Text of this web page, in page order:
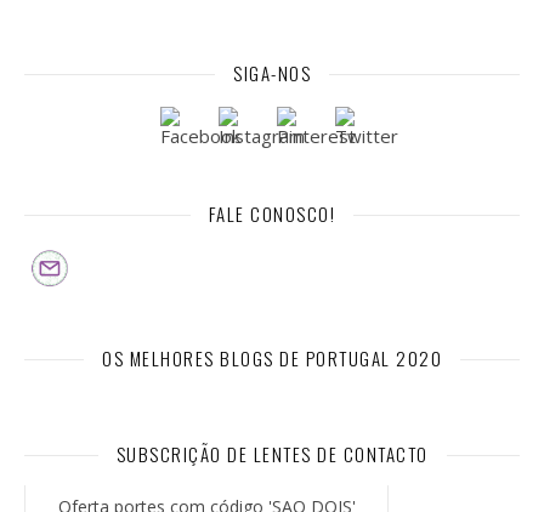
SIGA-NOS
FALE CONOSCO!
OS MELHORES BLOGS DE PORTUGAL 2020
SUBSCRIÇÃO DE LENTES DE CONTACTO
Oferta portes com código 'SAO DOIS'